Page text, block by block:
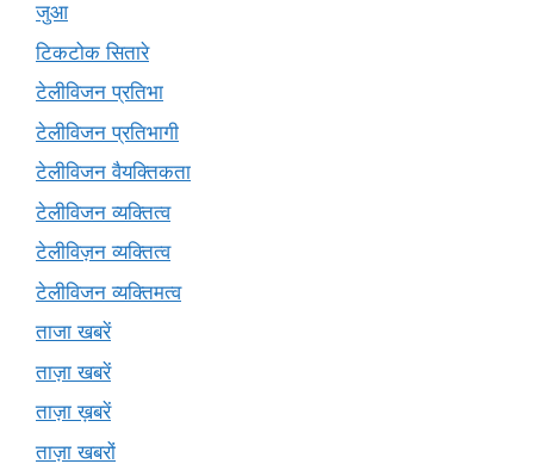
जुआ
टिकटोक सितारे
टेलीविजन प्रतिभा
टेलीविजन प्रतिभागी
टेलीविजन वैयक्तिकता
टेलीविजन व्यक्तित्व
टेलीविज़न व्यक्तित्व
टेलीविजन व्यक्तिमत्व
ताजा खबरें
ताज़ा खबरें
ताज़ा ख़बरें
ताज़ा खबरों